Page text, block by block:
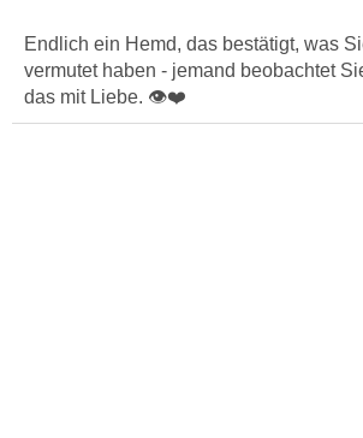
5,0
von
5
Sternen.
Endlich ein Hemd, das bestätigt, was
vermutet haben - jemand beobachtet
das mit Liebe. 👁️❤️